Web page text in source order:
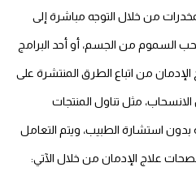
من خلال التوجه مباشرة إلى
السموم من الجسم، أو أحد البرامج
الإدمان من اتباع الطرق المنتشرة على
مثل تناول المنتجات
استشارة الطبيب، ويتم التعامل
علاج الإدمان من خلال الآتي: